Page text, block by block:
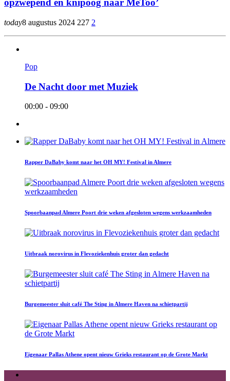
opzwepend en knipoog naar MeToo’
today8 augustus 2024 227 2
Pop
De Nacht door met Muziek
00:00 - 09:00
Rapper DaBaby komt naar het OH MY! Festival in Almere
Spoorbaanpad Almere Poort drie weken afgesloten wegens werkzaamheden
Uitbraak norovirus in Flevoziekenhuis groter dan gedacht
Burgemeester sluit café The Sting in Almere Haven na schietpartij
Eigenaar Pallas Athene opent nieuw Grieks restaurant op de Grote Markt